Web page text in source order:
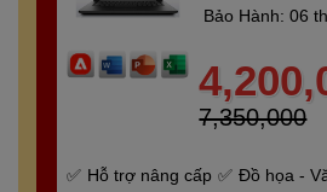
Bảo Hành: 06
7,350,000
Hỗ trợ nâng cấp
Đồ họa -